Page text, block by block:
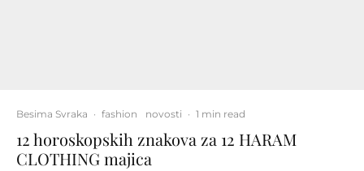
Besima Svraka · fashion novosti · 1 min read
12 horoskopskih znakova za 12 HARAM
CLOTHING majica